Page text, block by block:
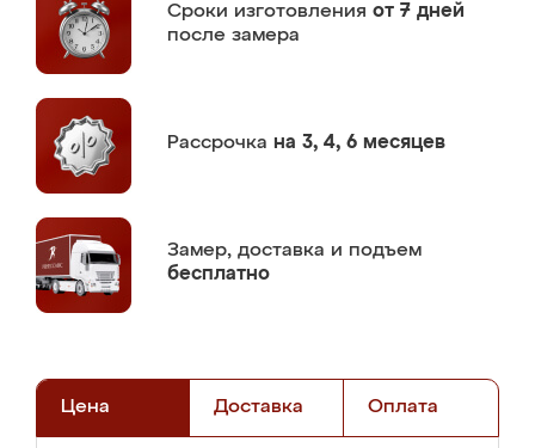
Сроки изготовления от 7 дней
после замера
Рассрочка на 3, 4, 6 месяцев
Замер, доставка и подъем
бесплатно
Цена Доставка Оплата